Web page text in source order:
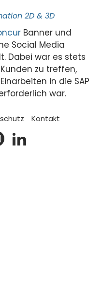
2D & 3D
Banner und
Social Media
Dabei war es stets
zu treffen,
in die SAP
war.
Kontakt